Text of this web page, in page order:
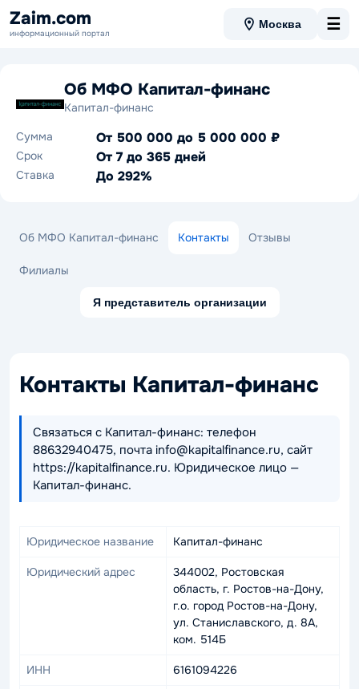
Zaim.com
информационный портал
Москва ☰
Об МФО Капитал-финанс
Капитал-финанс
Сумма
От 500 000 до 5 000 000 ₽
Срок От 7 до 365 дней
Ставка До 292%
Об МФО Капитал-финанс Контакты Отзывы
Филиалы
Я представитель организации
Контакты Капитал-финанс
Связаться с Капитал-финанс: телефон
88632940475, почта info@kapitalfinance.ru, сайт
https://kapitalfinance.ru. Юридическое лицо —
Капитал-финанс.
Юридическое название Капитал-финанс
Юридический адрес
344002, Ростовская
область, г. Ростов-на-Дону,
г.о. город Ростов-на-Дону,
ул. Станиславского, д. 8А,
ком. 514Б
ИНН 6161094226